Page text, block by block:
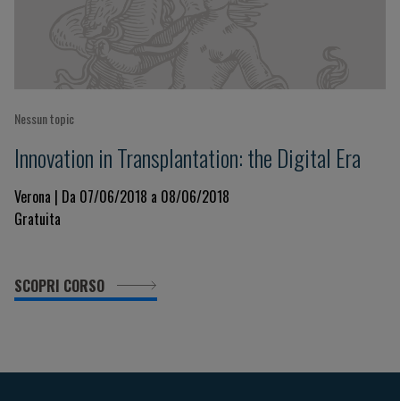
Nessun topic
Innovation in Transplantation: the Digital Era
Verona | Da 07/06/2018 a 08/06/2018
Gratuita
SCOPRI CORSO